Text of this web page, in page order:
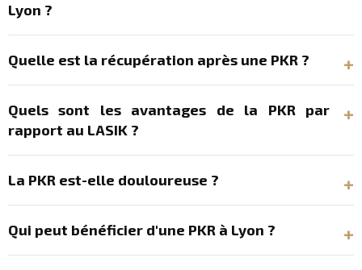
Lyon ?
Quelle est la récupération après une PKR ?
Quels sont les avantages de la PKR par
rapport au LASIK ?
La PKR est-elle douloureuse ?
Qui peut bénéficier d'une PKR à Lyon ?